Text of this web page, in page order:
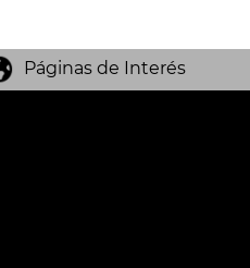
Páginas de Interés